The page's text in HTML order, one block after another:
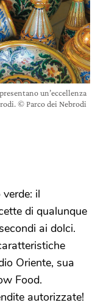
un’eccellenza
© Parco dei Nebrodi
il
di qualunque
ai dolci.
Oriente, sua
Food.
autorizzate!